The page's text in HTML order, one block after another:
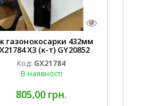
газонокосарки 432мм
X3 (к-т) GY20852
AM137757 AM141035
Код: GX21784
В наявності
805,00 грн.